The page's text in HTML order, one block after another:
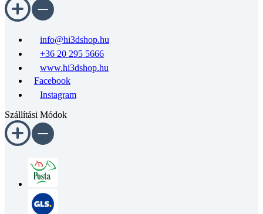
info@hi3dshop.hu
+36 20 295 5666
www.hi3dshop.hu
Facebook
Instagram
Szállítási Módok